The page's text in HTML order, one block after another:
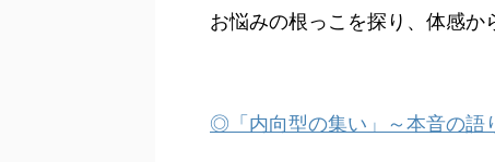
お悩みの根っこを探り、体感か
◎「内向型の集い」～本音の語